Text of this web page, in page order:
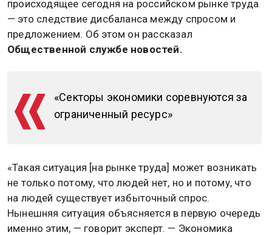
происходящее сегодня на российском рынке труда
— это следствие дисбаланса между спросом и
предложением. Об этом он рассказал
Общественной службе новостей.
«Секторы экономики соревнуются за
ограниченный ресурс»
«Такая ситуация [на рынке труда] может возникать
не только потому, что людей нет, но и потому, что
на людей существует избыточный спрос.
Нынешняя ситуация объясняется в первую очередь
именно этим, — говорит эксперт. — Экономика